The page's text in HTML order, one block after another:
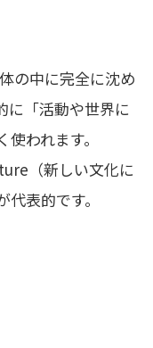
の中に完全に沈め
に「活動や世界に
われます。
（新しい文化に
表的です。